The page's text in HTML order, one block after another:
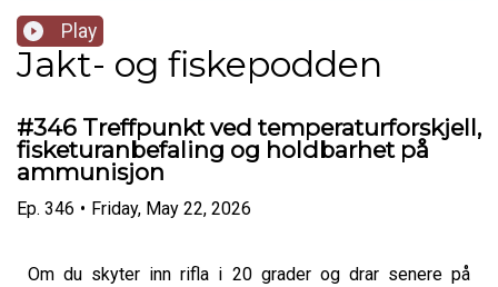
Play
Jakt- og fiskepodden
#346 Treffpunkt ved temperaturforskjell,
fisketuranbefaling og holdbarhet på
ammunisjon
Ep. 346 • Friday, May 22, 2026
Om du skyter inn rifla i 20 grader og drar senere på